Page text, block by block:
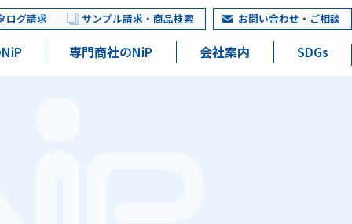
ログ請求 サンプル請求・商品検索 お問い合わせ・ご相談
専門商社のNiP 会社案内 SDGs